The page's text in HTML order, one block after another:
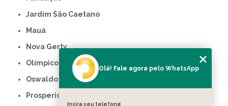
Jardim São Caetano
Mauá
Nova Gerty
Olímpico
Oswaldo Cruz
Prosperidade
Olá! Fale agora pelo WhatsApp
Insira seu telefone